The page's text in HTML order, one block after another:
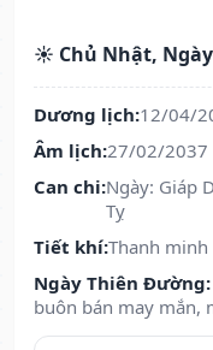
☀️ Chủ Nhật, Ngày
Dương lịch:12/04/
Âm lịch:27/02/2037
Can chi:Ngày: Giáp
Tỵ
Tiết khí:Thanh minh
Ngày Thiên Đường:
buôn bán may mắn,